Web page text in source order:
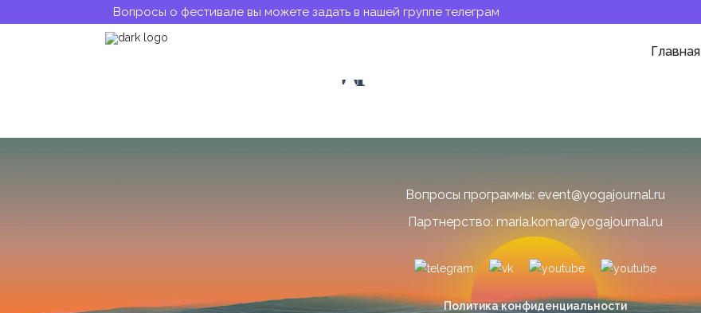
Вопросы о фестивале вы можете задать в нашей группе телеграм
Главная
Вопросы программы: event@yogajournal.ru
Партнерство: maria.komar@yogajournal.ru
Политика конфиденциальности